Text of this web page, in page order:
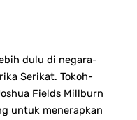
dulu di negara-
Serikat. Tokoh-
Fields Millburn
untuk menerapkan